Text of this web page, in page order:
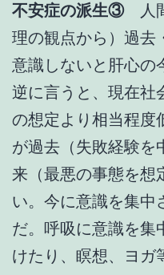
不安症の派生③人間
理の観点から）過去
意識しないと肝心の
逆に言うと、現在社
の想定より相当程度
が過去（失敗経験を
来（最悪の事態を想
い。今に意識を集中
だ。呼吸に意識を集
けたり、瞑想、ヨガ